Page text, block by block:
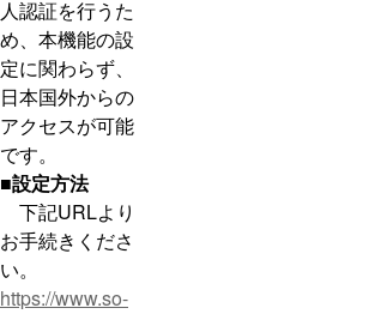
人認証を行うた
め、本機能の設
定に関わらず、
日本国外からの
アクセスが可能
です。
■設定方法
下記URLより
お手続きくださ
い。
https://www.so-